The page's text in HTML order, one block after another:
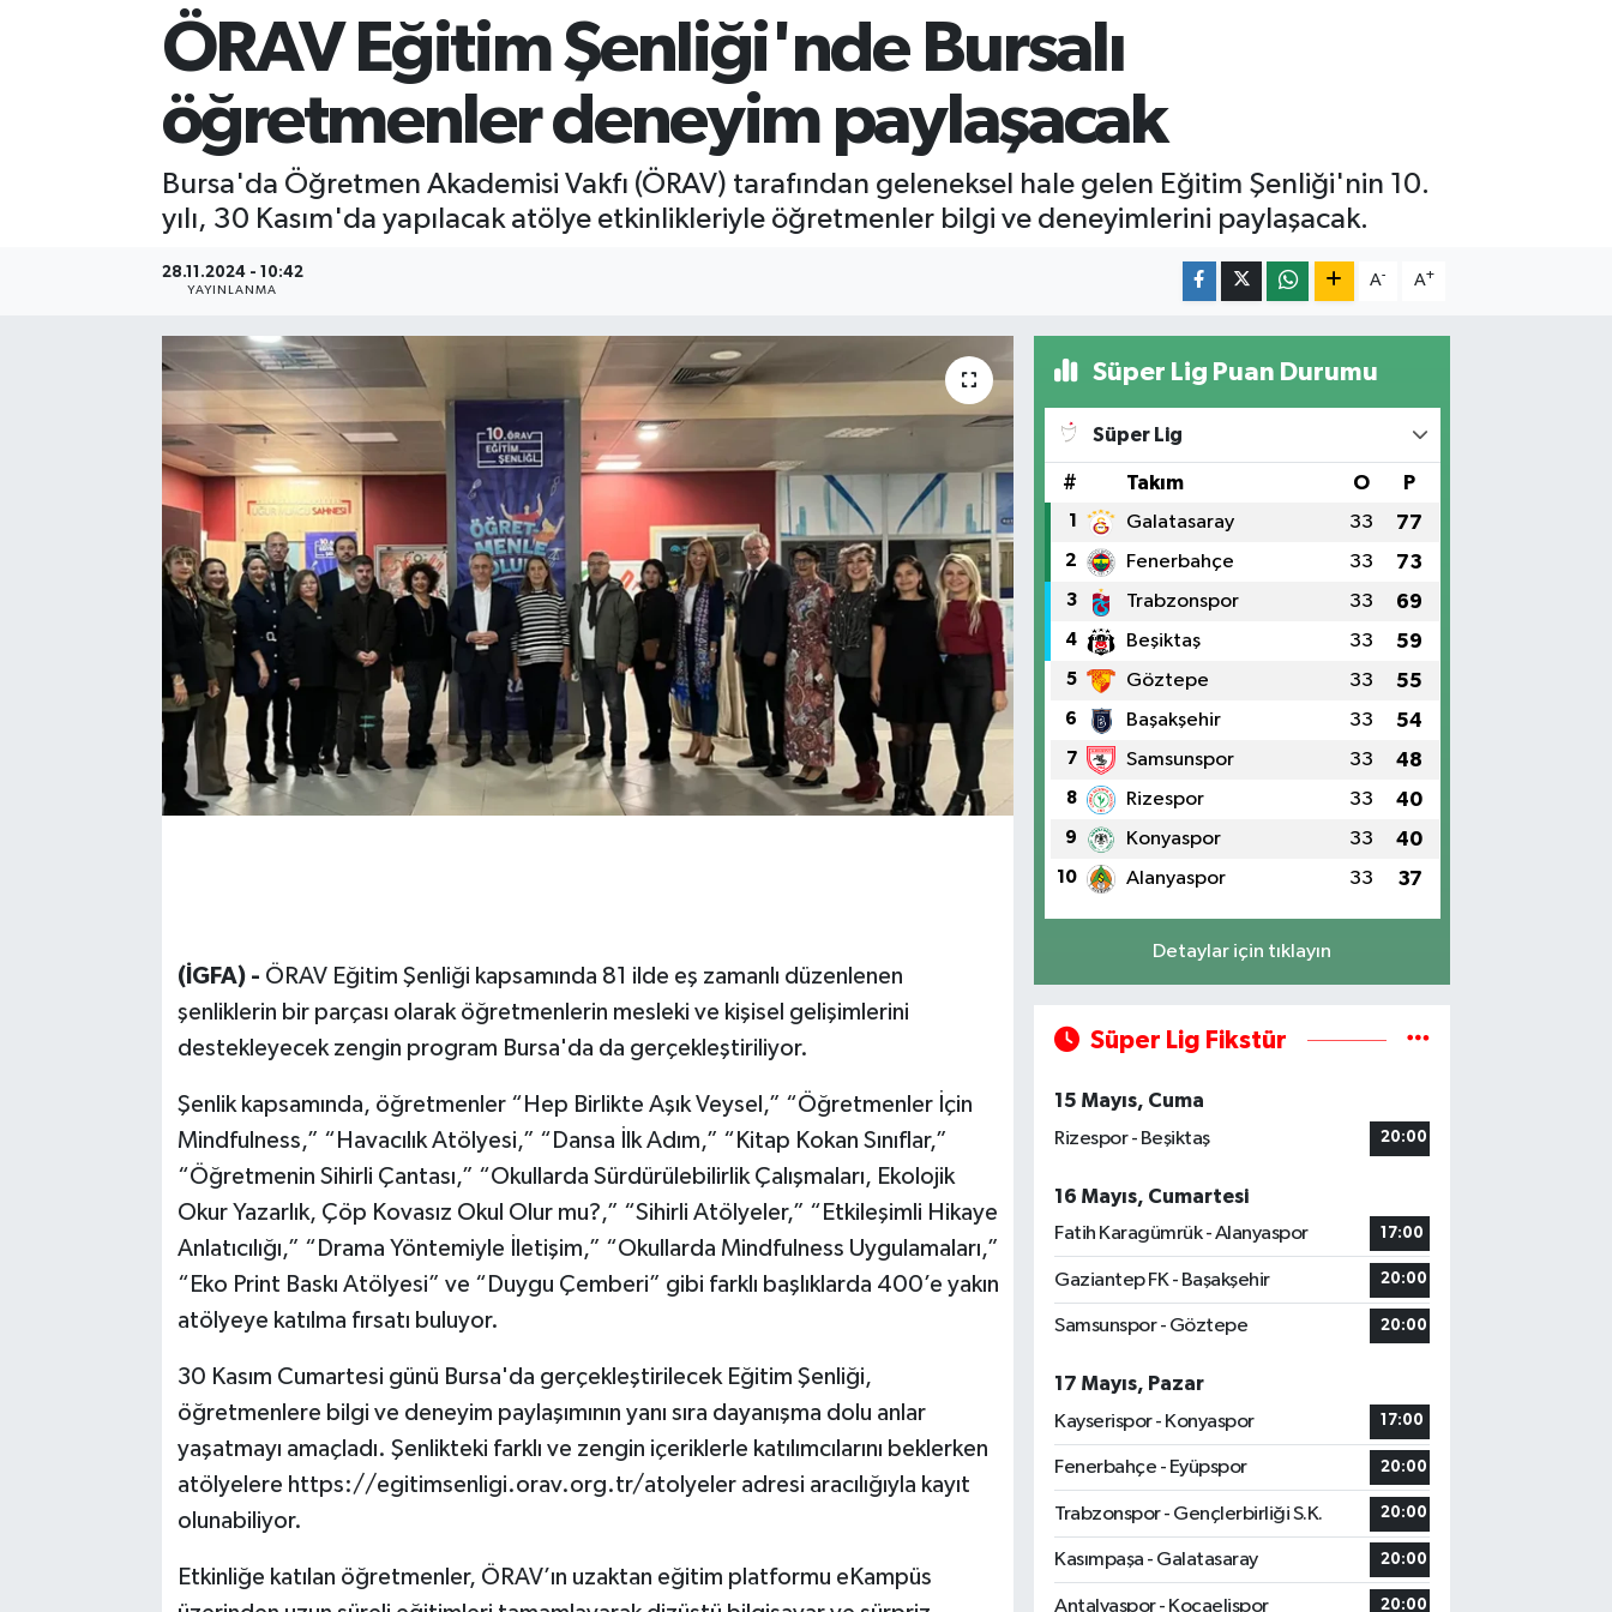
ÖRAV Eğitim Şenliği'nde Bursalı
öğretmenler deneyim paylaşacak
Bursa'da Öğretmen Akademisi Vakfı (ÖRAV) tarafından geleneksel hale gelen Eğitim Şenliği'nin 10.
yılı, 30 Kasım'da yapılacak atölye etkinlikleriyle öğretmenler bilgi ve deneyimlerini paylaşacak.
28.11.2024 - 10:42
YAYINLANMA
A- A+
(İGFA) - ÖRAV Eğitim Şenliği kapsamında 81 ilde eş zamanlı düzenlenen
şenliklerin bir parçası olarak öğretmenlerin mesleki ve kişisel gelişimlerini
destekleyecek zengin program Bursa'da da gerçekleştiriliyor.
Şenlik kapsamında, öğretmenler “Hep Birlikte Aşık Veysel,” “Öğretmenler İçin
Mindfulness,” “Havacılık Atölyesi,” “Dansa İlk Adım,” “Kitap Kokan Sınıflar,”
“Öğretmenin Sihirli Çantası,” “Okullarda Sürdürülebilirlik Çalışmaları, Ekolojik
Okur Yazarlık, Çöp Kovasız Okul Olur mu?,” “Sihirli Atölyeler,” “Etkileşimli Hikaye
Anlatıcılığı,” “Drama Yöntemiyle İletişim,” “Okullarda Mindfulness Uygulamaları,”
“Eko Print Baskı Atölyesi” ve “Duygu Çemberi” gibi farklı başlıklarda 400’e yakın
atölyeye katılma fırsatı buluyor.
30 Kasım Cumartesi günü Bursa'da gerçekleştirilecek Eğitim Şenliği,
öğretmenlere bilgi ve deneyim paylaşımının yanı sıra dayanışma dolu anlar
yaşatmayı amaçladı. Şenlikteki farklı ve zengin içeriklerle katılımcılarını beklerken
atölyelere https://egitimsenligi.orav.org.tr/atolyeler adresi aracılığıyla kayıt
olunabiliyor.
Etkinliğe katılan öğretmenler, ÖRAV’ın uzaktan eğitim platformu eKampüs
Süper Lig Puan Durumu
Süper Lig
# Takım O P
1 Galatasaray 33 77
2 Fenerbahçe 33 73
3 Trabzonspor 33 69
4 Beşiktaş 33 59
5 Göztepe 33 55
6 Başakşehir 33 54
7 Samsunspor 33 48
8 Rizespor 33 40
9 Konyaspor 33 40
10 Alanyaspor 33 37
Detaylar için tıklayın
Süper Lig Fikstür
15 Mayıs, Cuma
Rizespor - Beşiktaş
20:00
16 Mayıs, Cumartesi
Fatih Karagümrük - Alanyaspor
17:00
Gaziantep FK - Başakşehir 20:00
Samsunspor - Göztepe 20:00
17 Mayıs, Pazar
Kayserispor - Konyaspor
17:00
Fenerbahçe - Eyüpspor 20:00
Trabzonspor - Gençlerbirliği S.K. 20:00
Kasımpaşa - Galatasaray 20:00
Antalyaspor - Kocaelispor 20:00